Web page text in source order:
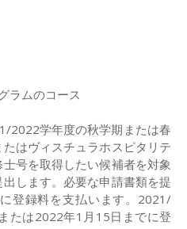
ラムのコース
2022学年度の秋学期または春
はヴィスチュラホスピタリテ
号を取得したい候補者を対象
します。必要な申請書類を提
登録料を支払います。2021/
たは2022年1月15日までに登